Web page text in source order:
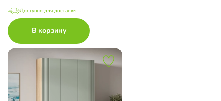
Доступно для доставки
В корзину